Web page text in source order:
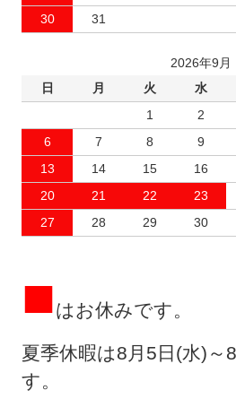
30
31
2026年9月
日
月 火 水
1
2
6
7 8 9
13
14 15 16
20
21 22 23
27
28 29 30
■はお休みです。
夏季休暇は8月5日(水)～
す。